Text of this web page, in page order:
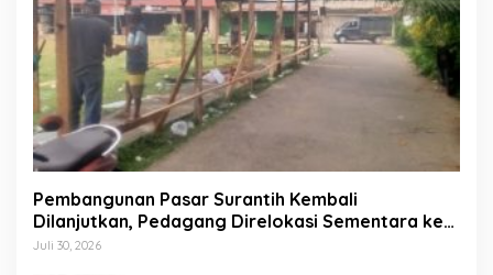
Pembangunan Pasar Surantih Kembali
Dilanjutkan, Pedagang Direlokasi Sementara ke
Lapangan Gadih Basanai
Juli 30, 2026